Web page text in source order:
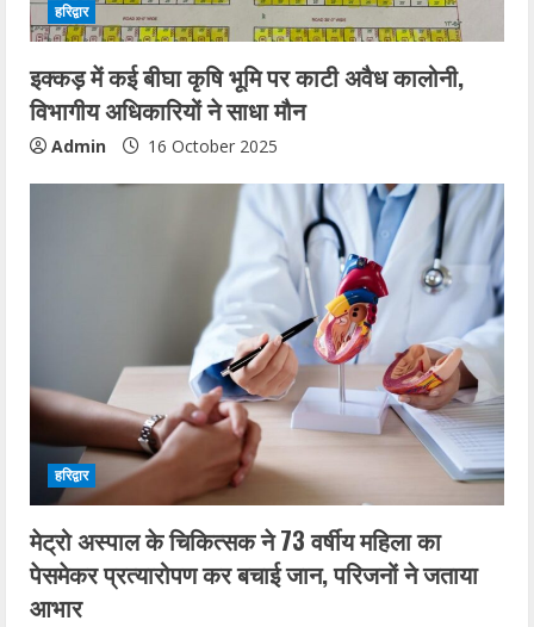
हरिद्वार
इक्कड़ में कई बीघा कृषि भूमि पर काटी अवैध कालोनी,
विभागीय अधिकारियों ने साधा मौन
Admin 16 October 2025
हरिद्वार
मेट्रो अस्पाल के चिकित्सक ने 73 वर्षीय महिला का
पेसमेकर प्रत्यारोपण कर बचाई जान, परिजनों ने जताया
आभार